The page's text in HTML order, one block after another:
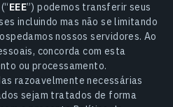
EEE”) podemos transferir seus
incluindo mas não se limitando
nossos servidores. Ao
concorda com esta
ou processamento.
razoavelmente necessárias
sejam tratados de forma